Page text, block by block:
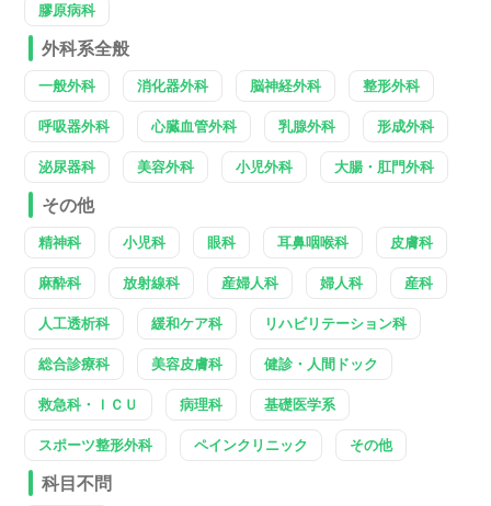
膠原病科
外科系全般
一般外科 消化器外科 脳神経外科 整形外科
呼吸器外科 心臓血管外科 乳腺外科 形成外科
泌尿器科 美容外科 小児外科 大腸・肛門外科
その他
精神科 小児科 眼科 耳鼻咽喉科 皮膚科
麻酔科 放射線科 産婦人科 婦人科 産科
人工透析科 緩和ケア科 リハビリテーション科
総合診療科 美容皮膚科 健診・人間ドック
救急科・ＩＣＵ 病理科 基礎医学系
スポーツ整形外科 ペインクリニック その他
科目不問